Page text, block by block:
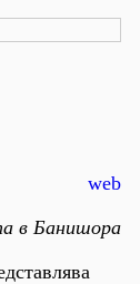
web
в Банишора